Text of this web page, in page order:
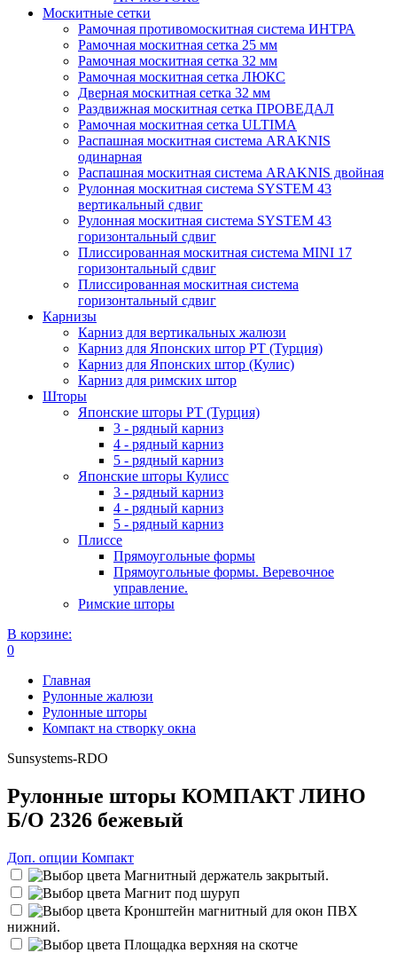
Москитные сетки
Рамочная противомоскитная система ИНТРА
Рамочная москитная сетка 25 мм
Рамочная москитная сетка 32 мм
Рамочная москитная сетка ЛЮКС
Дверная москитная сетка 32 мм
Раздвижная москитная сетка ПРОВЕДАЛ
Рамочная москитная сетка ULTIMA
Распашная москитная система ARAKNIS
одинарная
Распашная москитная система ARAKNIS двойная
Рулонная москитная система SYSTEM 43
вертикальный сдвиг
Рулонная москитная система SYSTEM 43
горизонтальный сдвиг
Плиссированная москитная система MINI 17
горизонтальный сдвиг
Плиссированная москитная система
горизонтальный сдвиг
Карнизы
Карниз для вертикальных жалюзи
Карниз для Японских штор РТ (Турция)
Карниз для Японских штор (Кулис)
Карниз для римских штор
Шторы
Японские шторы РТ (Турция)
3 - рядный карниз
4 - рядный карниз
5 - рядный карниз
Японские шторы Кулисс
3 - рядный карниз
4 - рядный карниз
5 - рядный карниз
Плиссе
Прямоугольные формы
Прямоугольные формы. Веревочное
управление.
Римские шторы
В корзине:
0
Главная
Рулонные жалюзи
Рулонные шторы
Компакт на створку окна
Sunsystems-RDO
Рулонные шторы КОМПАКТ ЛИНО
Б/О 2326 бежевый
Доп. опции Компакт
Магнитный держатель закрытый.
Магнит под шуруп
Кронштейн магнитный для окон ПВХ
нижний.
Площадка верхняя на скотче